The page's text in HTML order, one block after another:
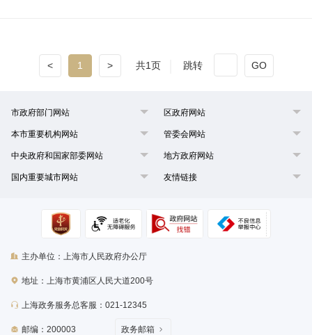
< 1 > 共1页 跳转 GO
市政府部门网站 区政府网站
本市重要机构网站 管委会网站
中央政府和国家部委网站 地方政府网站
国内重要城市网站 友情链接
主办单位：上海市人民政府办公厅
地址：上海市黄浦区人民大道200号
上海政务服务总客服：021-12345
邮编：200003 政务邮箱